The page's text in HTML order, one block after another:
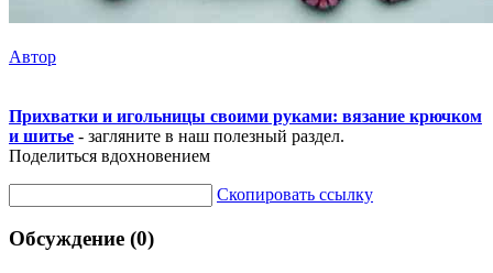
Автор
Прихватки и игольницы своими руками: вязание крючком
и шитье - загляните в наш полезный раздел.
Поделиться вдохновением
Скопировать ссылку
Обсуждение (0)